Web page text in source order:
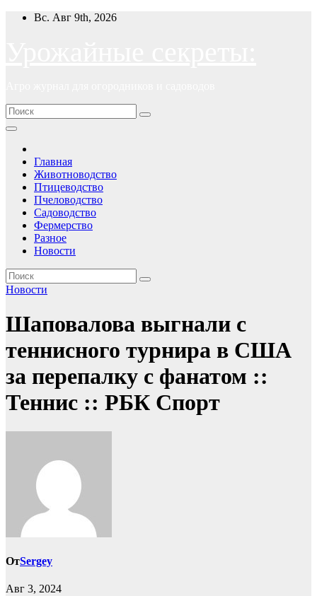
ПерейтиВс. Авг 9th, 2026
Главная
Животноводство
Птицеводство
Пчеловодство
Садоводство
Фермерство
Разное
Новости
Новости
Шаповалова выгнали c
теннисного турнира в США
за перепалку с фанатом ::
Теннис :: РБК Спорт
ОтSergey
Авг 3, 2024